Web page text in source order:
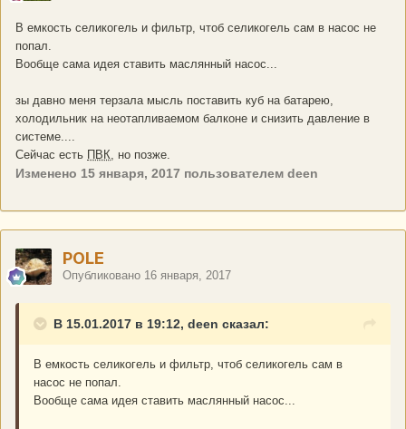
В емкость селикогель и фильтр, чтоб селикогель сам в насос не
попал.
Вообще сама идея ставить маслянный насос...
зы давно меня терзала мысль поставить куб на батарею,
холодильник на неотапливаемом балконе и снизить давление в
системе....
Сейчас есть ПВК, но позже.
Изменено 15 января, 2017 пользователем deen
POLE
Опубликовано 16 января, 2017
В 15.01.2017 в 19:12, deen сказал:
В емкость селикогель и фильтр, чтоб селикогель сам в
насос не попал.
Вообще сама идея ставить маслянный насос...